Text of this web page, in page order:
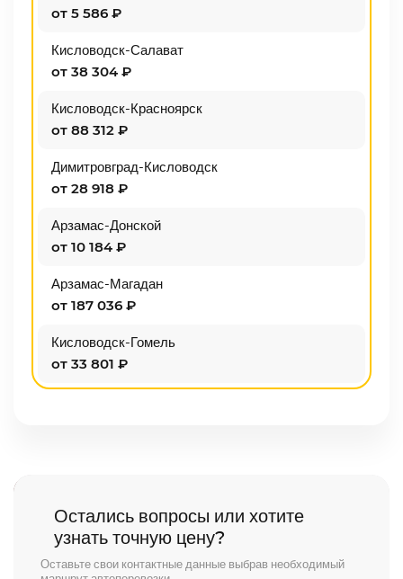
от 5 586 ₽
Кисловодск-Салават
от 38 304 ₽
Кисловодск-Красноярск
от 88 312 ₽
Димитровград-Кисловодск
от 28 918 ₽
Арзамас-Донской
от 10 184 ₽
Арзамас-Магадан
от 187 036 ₽
Кисловодск-Гомель
от 33 801 ₽
Остались вопросы или хотите
узнать точную цену?
Оставьте свои контактные данные выбрав необходимый